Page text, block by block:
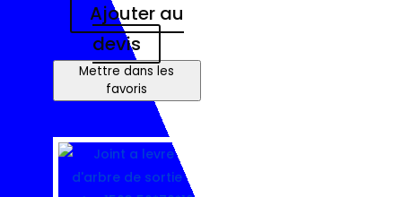
Ajouter au
devis
Mettre dans les
favoris